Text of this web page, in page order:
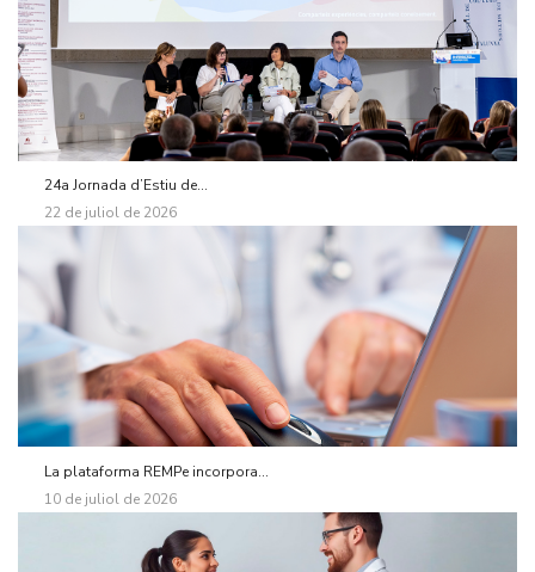
24a Jornada d’Estiu de...
22 de juliol de 2026
La plataforma REMPe incorpora...
10 de juliol de 2026